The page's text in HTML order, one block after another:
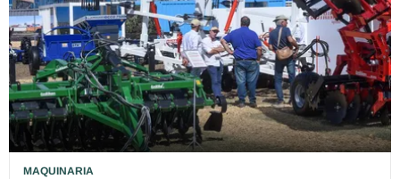
MAQUINARIA